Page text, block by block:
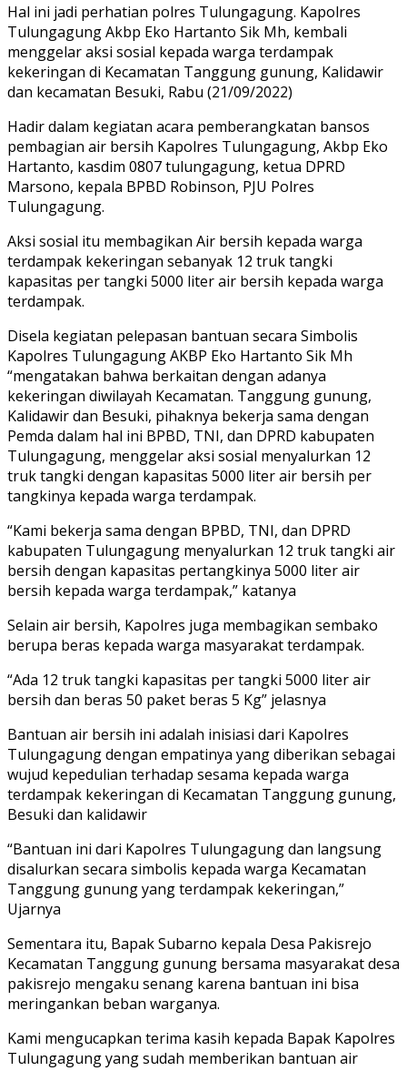
Hal ini jadi perhatian polres Tulungagung. Kapolres
Tulungagung Akbp Eko Hartanto Sik Mh, kembali
menggelar aksi sosial kepada warga terdampak
kekeringan di Kecamatan Tanggung gunung, Kalidawir
dan kecamatan Besuki, Rabu (21/09/2022)
Hadir dalam kegiatan acara pemberangkatan bansos
pembagian air bersih Kapolres Tulungagung, Akbp Eko
Hartanto, kasdim 0807 tulungagung, ketua DPRD
Marsono, kepala BPBD Robinson, PJU Polres
Tulungagung.
Aksi sosial itu membagikan Air bersih kepada warga
terdampak kekeringan sebanyak 12 truk tangki
kapasitas per tangki 5000 liter air bersih kepada warga
terdampak.
Disela kegiatan pelepasan bantuan secara Simbolis
Kapolres Tulungagung AKBP Eko Hartanto Sik Mh
“mengatakan bahwa berkaitan dengan adanya
kekeringan diwilayah Kecamatan. Tanggung gunung,
Kalidawir dan Besuki, pihaknya bekerja sama dengan
Pemda dalam hal ini BPBD, TNI, dan DPRD kabupaten
Tulungagung, menggelar aksi sosial menyalurkan 12
truk tangki dengan kapasitas 5000 liter air bersih per
tangkinya kepada warga terdampak.
“Kami bekerja sama dengan BPBD, TNI, dan DPRD
kabupaten Tulungagung menyalurkan 12 truk tangki air
bersih dengan kapasitas pertangkinya 5000 liter air
bersih kepada warga terdampak,” katanya
Selain air bersih, Kapolres juga membagikan sembako
berupa beras kepada warga masyarakat terdampak.
“Ada 12 truk tangki kapasitas per tangki 5000 liter air
bersih dan beras 50 paket beras 5 Kg” jelasnya
Bantuan air bersih ini adalah inisiasi dari Kapolres
Tulungagung dengan empatinya yang diberikan sebagai
wujud kepedulian terhadap sesama kepada warga
terdampak kekeringan di Kecamatan Tanggung gunung,
Besuki dan kalidawir
“Bantuan ini dari Kapolres Tulungagung dan langsung
disalurkan secara simbolis kepada warga Kecamatan
Tanggung gunung yang terdampak kekeringan,”
Ujarnya
Sementara itu, Bapak Subarno kepala Desa Pakisrejo
Kecamatan Tanggung gunung bersama masyarakat desa
pakisrejo mengaku senang karena bantuan ini bisa
meringankan beban warganya.
Kami mengucapkan terima kasih kepada Bapak Kapolres
Tulungagung yang sudah memberikan bantuan air